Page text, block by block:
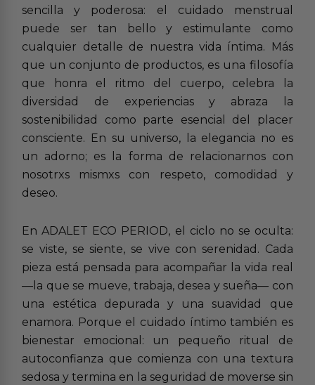
sencilla y poderosa: el cuidado menstrual
puede ser tan bello y estimulante como
cualquier detalle de nuestra vida íntima. Más
que un conjunto de productos, es una filosofía
que honra el ritmo del cuerpo, celebra la
diversidad de experiencias y abraza la
sostenibilidad como parte esencial del placer
consciente. En su universo, la elegancia no es
un adorno; es la forma de relacionarnos con
nosotrxs mismxs con respeto, comodidad y
deseo.
En ADALET ECO PERIOD, el ciclo no se oculta:
se viste, se siente, se vive con serenidad. Cada
pieza está pensada para acompañar la vida real
—la que se mueve, trabaja, desea y sueña— con
una estética depurada y una suavidad que
enamora. Porque el cuidado íntimo también es
bienestar emocional: un pequeño ritual de
autoconfianza que comienza con una textura
sedosa y termina en la seguridad de moverse sin